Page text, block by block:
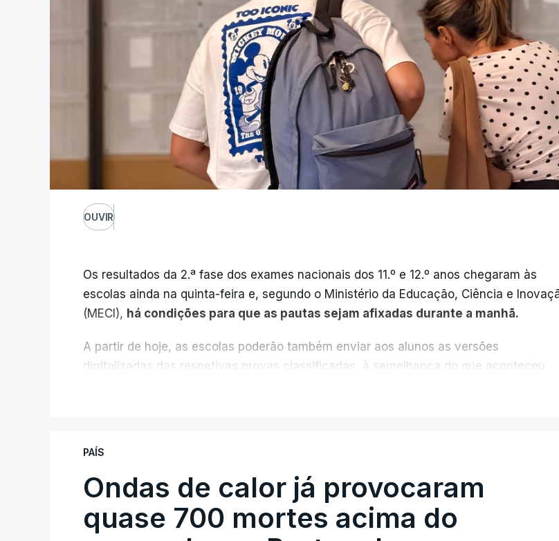
OUVIR
Os resultados da 2.ª fase dos exames nacionais dos 11.º e 12.º anos chegaram às
escolas ainda na quinta-feira e, segundo o Ministério da Educação, Ciência e
(MECI), há condições para que as pautas sejam afixadas durante a manhã.
A partir de hoje, as escolas poderão também enviar aos alunos as versões
digitalizadas das respetivas provas classificadas, à semelhança do que aconteceu
exames classificados a todos os estudantes para "reforçar a transparência e rigor do
processo" devido às falhas na classificação eletrónica.
Serão também publicadas as notas da 2.ª fase das provas finais do 9.º ano.
PAÍS
Ondas de calor já provocaram
quase 700 mortes acima do